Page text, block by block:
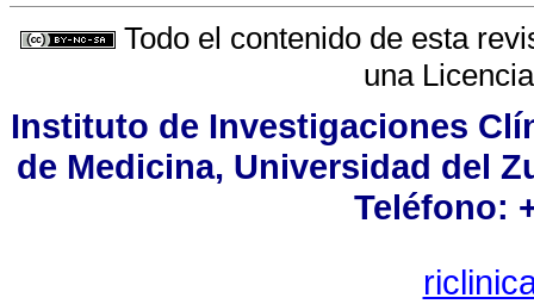
Todo el contenido de esta
una
Instituto de Investigaciones
de Medicina, Universidad del
Teléfono: